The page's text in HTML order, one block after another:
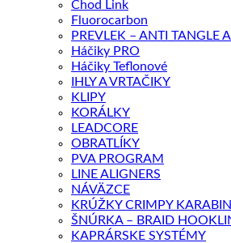
Chod Link
Fluorocarbon
PREVLEK – ANTI TANGLE
Háčiky PRO
Háčiky Teflonové
IHLY A VRTAČIKY
KLIPY
KORÁLKY
LEADCORE
OBRATLÍKY
PVA PROGRAM
LINE ALIGNERS
NÁVÄZCE
KRÚŽKY CRIMPY
ŠNÚRKA – BRAID
KAPRÁRSKE SYSTÉMY